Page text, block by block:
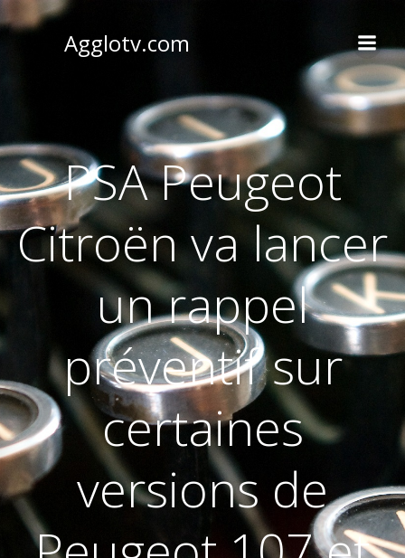
Agglotv.com
PSA Peugeot
Citroën va lancer
un rappel
préventif sur
certaines
versions de